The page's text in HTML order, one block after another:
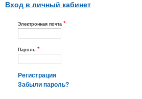
Вход в личный кабинет
Электронная почта *
Пароль *
Регистрация
Забыли пароль?